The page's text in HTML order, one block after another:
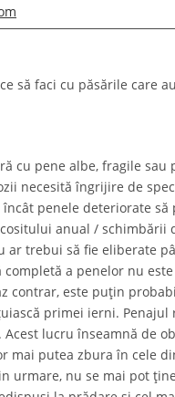
să faci cu păsările care
cu pene albe, fragile sau
necesită îngrijire de
penele deteriorate să
anual / schimbării
ar trebui să fie eliberate
completă a penelor nu
contrar, este puțin
primei ierni. Penajul
lucru înseamnă de
mai putea zbura în cele
urmare, nu se mai pot